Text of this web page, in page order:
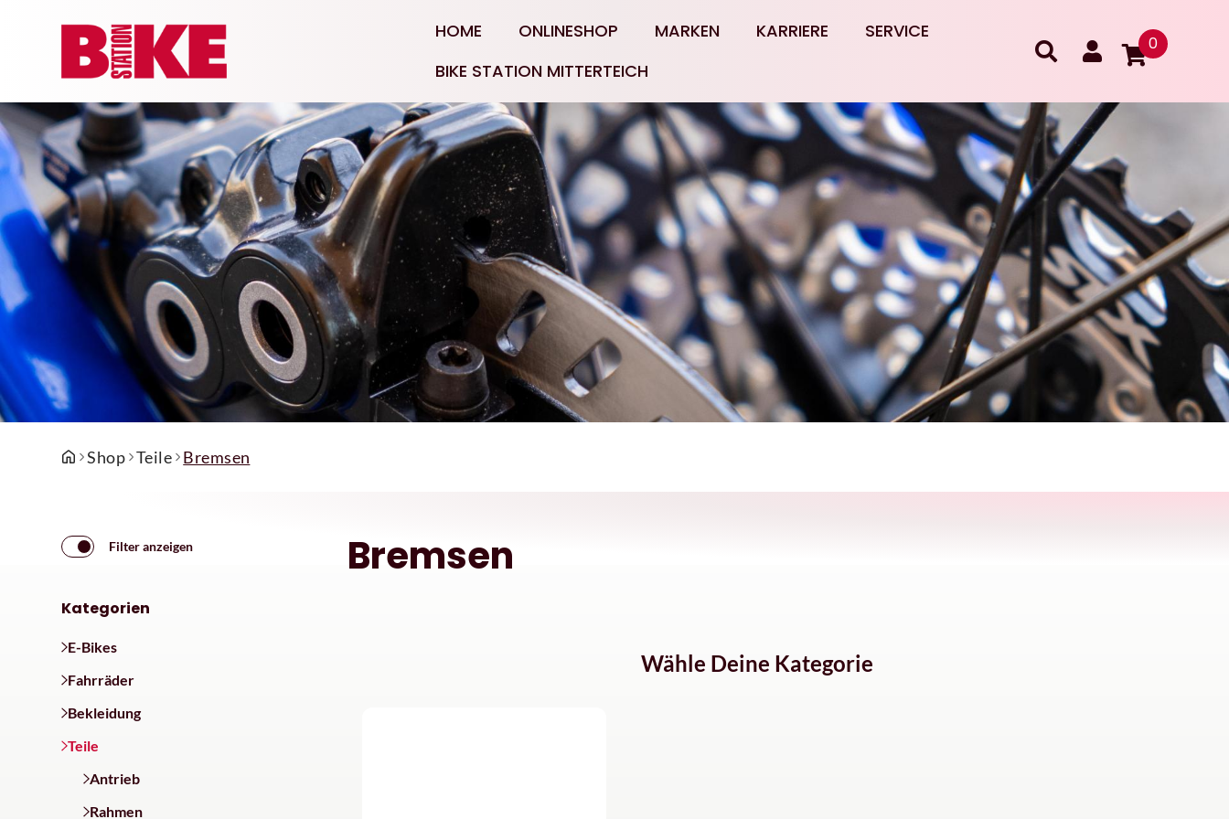
HOME ONLINESHOP MARKEN KARRIERE
SERVICE
BIKE STATION MITTERTEICH
0
Shop Teile Bremsen
Filter anzeigen Bremsen
Kategorien
E-Bikes
Fahrräder
Bekleidung
Teile
Antrieb
Rahmen
Wähle Deine Kategorie